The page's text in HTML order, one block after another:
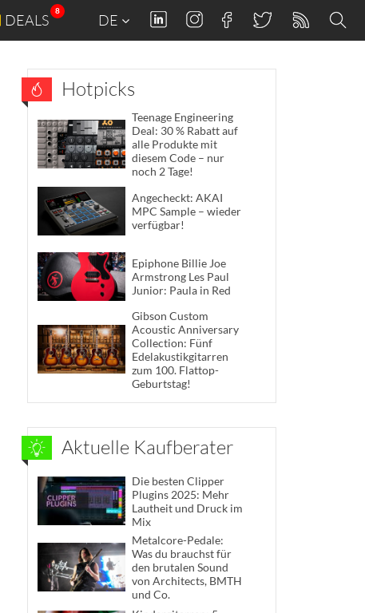
DEALS
8
DE
Hotpicks
Teenage Engineering
Deal: 30 % Rabatt auf
alle Produkte mit
diesem Code – nur
noch 2 Tage!
Angecheckt: AKAI
MPC Sample – wieder
verfügbar!
Epiphone Billie Joe
Armstrong Les Paul
Junior: Paula in Red
Gibson Custom
Acoustic Anniversary
Collection: Fünf
Edelakustikgitarren
zum 100. Flattop-
Geburtstag!
Aktuelle Kaufberater
Die besten Clipper
Plugins 2025: Mehr
Lautheit und Druck im
Mix
Metalcore-Pedale:
Was du brauchst für
den brutalen Sound
von Architects, BMTH
und Co.